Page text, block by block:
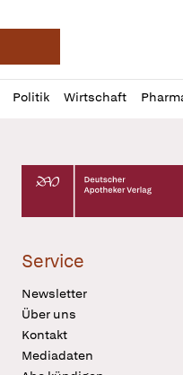
Deutsche
Politik Wirtschaft
Profil
öffnen
Daz
Pur
Deutscher Apotheker
Service
Newsletter
Über uns
Kontakt
Mediadaten